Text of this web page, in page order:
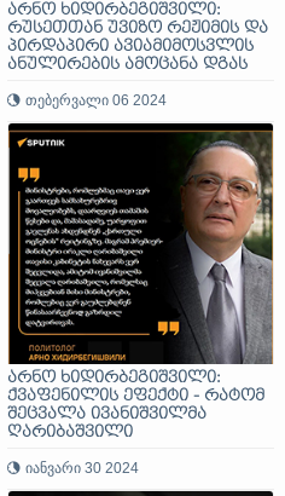
არნო ხიდირბეგიშვილი:
რუსეთთან უვიზო რეჟიმის და
პირდაპირი ავიამიმოსვლის
ანულირების ამოცანა დგას
თებერვალი 06 2024
არნო ხიდირბეგიშვილი:
ქვაფენილის ეფექტი - რატომ
შეცვალა ივანიშვილმა
ღარიბაშვილი
იანვარი 30 2024